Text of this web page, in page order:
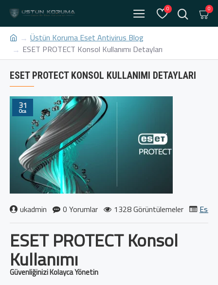
0 0
Üstün Koruma Eset Antivirus Blog
ESET PROTECT Konsol Kullanımı Detayları
ESET PROTECT KONSOL KULLANIMI DETAYLARI
31
Oca
ukadmin 0 Yorumlar 1328 Görüntülemeler Eset
ESET PROTECT Konsol
Kullanımı
Güvenliğinizi Kolayca Yönetin